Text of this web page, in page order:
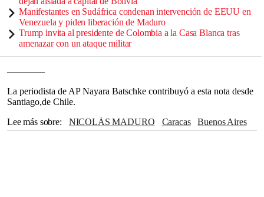
Manifestantes en Sudáfrica condenan intervención de EEUU en
Venezuela y piden liberación de Maduro
Trump invita al presidente de Colombia a la Casa Blanca tras
amenazar con un ataque militar
————
La periodista de AP Nayara Batschke contribuyó a esta nota desde
Santiago,de Chile.
Lee más sobre
NICOLÁS MADURO Caracas
Buenos Aires